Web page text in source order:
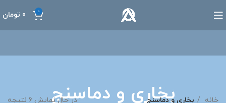
0
0 تومان
بخاری و دماسنج خانه بخاری و دماسنج در حال نمایش 6 نتیجه